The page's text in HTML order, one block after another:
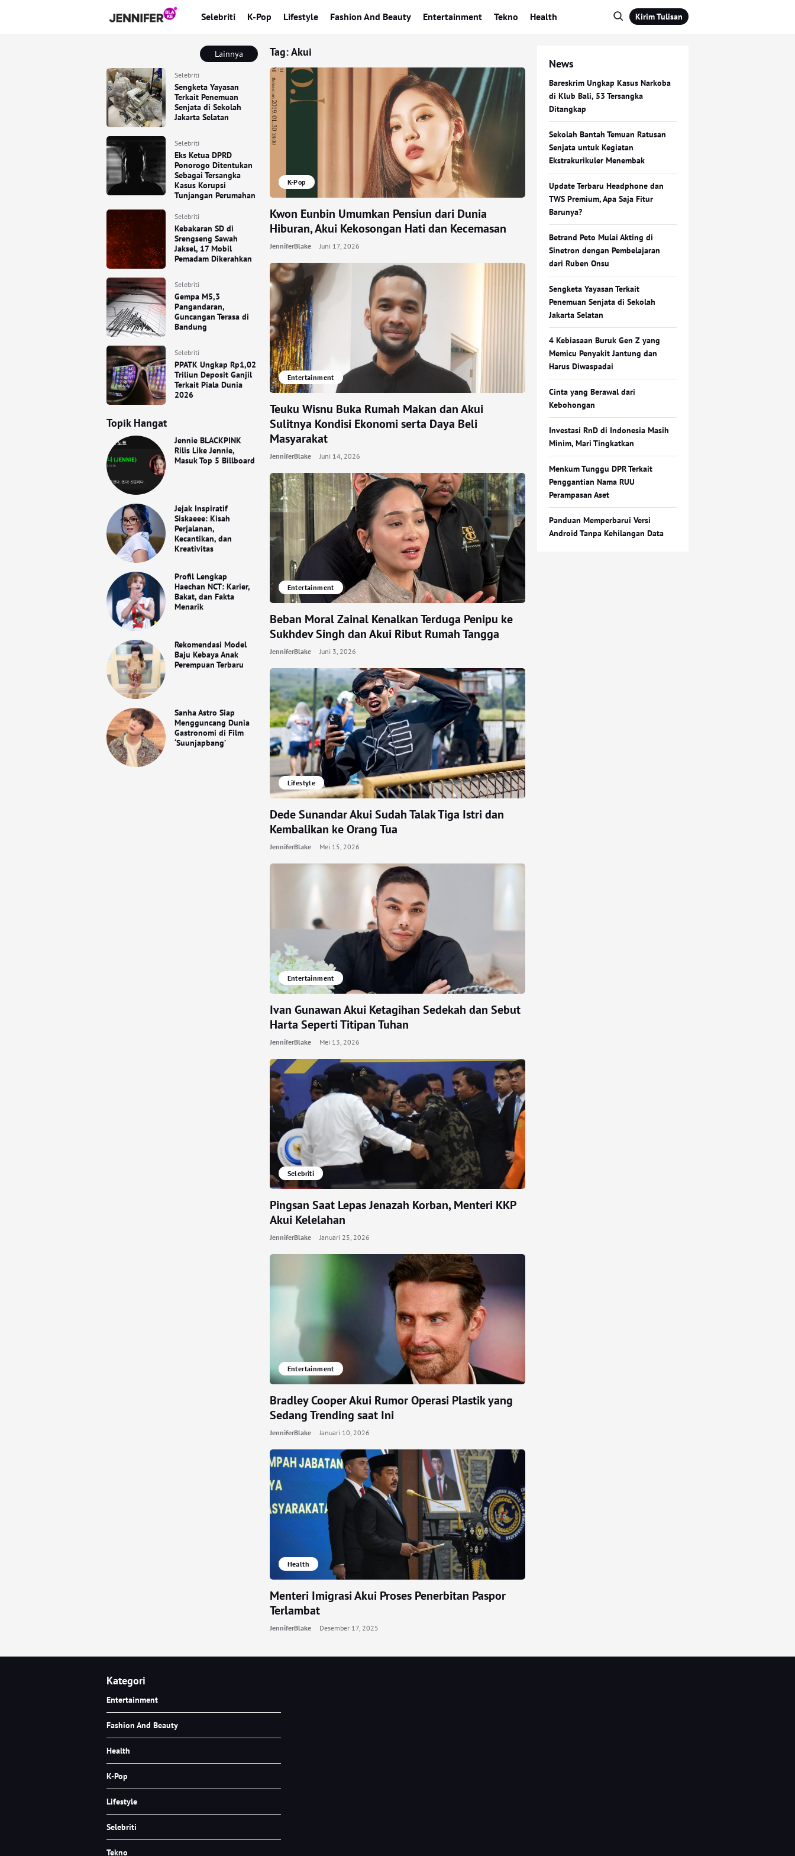
Selebriti K-Pop Lifestyle Fashion And Beauty Entertainment Tekno Health Kirim Tulisan
Lainnya
Selebriti
Sengketa Yayasan
Terkait Penemuan
Senjata di Sekolah
Jakarta Selatan
Selebriti
Eks Ketua DPRD
Ponorogo Ditentukan
Sebagai Tersangka
Kasus Korupsi
Tunjangan Perumahan
Selebriti
Kebakaran SD di
Srengseng Sawah
Jaksel, 17 Mobil
Pemadam Dikerahkan
Selebriti
Gempa M5,3
Pangandaran,
Guncangan Terasa di
Bandung
Selebriti
PPATK Ungkap Rp1,02
Triliun Deposit Ganjil
Terkait Piala Dunia
2026
Topik Hangat
Jennie BLACKPINK
Rilis Like Jennie,
Masuk Top 5 Billboard
Jejak Inspiratif
Siskaeee: Kisah
Perjalanan,
Kecantikan, dan
Kreativitas
Profil Lengkap
Haechan NCT: Karier,
Bakat, dan Fakta
Menarik
Rekomendasi Model
Baju Kebaya Anak
Perempuan Terbaru
Sanha Astro Siap
Mengguncang Dunia
Gastronomi di Film
‘Suunjapbang’
Tag:Akui
K-Pop
Kwon Eunbin Umumkan Pensiun dari Dunia
Hiburan, Akui Kekosongan Hati dan Kecemasan
JenniferBlake Juni 17, 2026
Entertainment
Teuku Wisnu Buka Rumah Makan dan Akui
Sulitnya Kondisi Ekonomi serta Daya Beli
Masyarakat
JenniferBlake Juni 14, 2026
Entertainment
Beban Moral Zainal Kenalkan Terduga Penipu ke
Sukhdev Singh dan Akui Ribut Rumah Tangga
JenniferBlake Juni 3, 2026
Lifestyle
Dede Sunandar Akui Sudah Talak Tiga Istri dan
Kembalikan ke Orang Tua
JenniferBlake Mei 15, 2026
Entertainment
Ivan Gunawan Akui Ketagihan Sedekah dan Sebut
Harta Seperti Titipan Tuhan
JenniferBlake Mei 13, 2026
Selebriti
Pingsan Saat Lepas Jenazah Korban, Menteri KKP
Akui Kelelahan
JenniferBlake Januari 25, 2026
Entertainment
Bradley Cooper Akui Rumor Operasi Plastik yang
Sedang Trending saat Ini
JenniferBlake Januari 10, 2026
Health
Menteri Imigrasi Akui Proses Penerbitan Paspor
Terlambat
JenniferBlake Desember 17, 2025
News
Bareskrim Ungkap Kasus Narkoba
di Klub Bali, 53 Tersangka
Ditangkap
Sekolah Bantah Temuan Ratusan
Senjata untuk Kegiatan
Ekstrakurikuler Menembak
Update Terbaru Headphone dan
TWS Premium, Apa Saja Fitur
Barunya?
Betrand Peto Mulai Akting di
Sinetron dengan Pembelajaran
dari Ruben Onsu
Sengketa Yayasan Terkait
Penemuan Senjata di Sekolah
Jakarta Selatan
4 Kebiasaan Buruk Gen Z yang
Memicu Penyakit Jantung dan
Harus Diwaspadai
Cinta yang Berawal dari
Kebohongan
Investasi RnD di Indonesia Masih
Minim, Mari Tingkatkan
Menkum Tunggu DPR Terkait
Penggantian Nama RUU
Perampasan Aset
Panduan Memperbarui Versi
Android Tanpa Kehilangan Data
Kategori
Entertainment
Fashion And Beauty
Health
K-Pop
Lifestyle
Selebriti
Tekno